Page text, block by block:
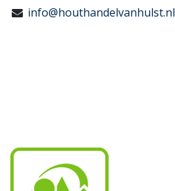
info@houthandelvanhulst.nl